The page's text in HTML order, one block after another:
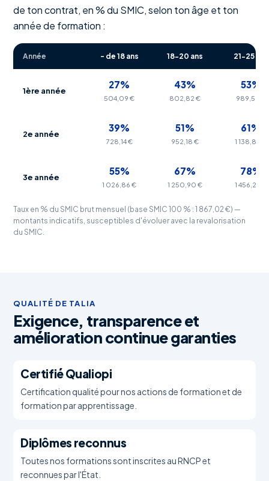
de ton contrat, en % du SMIC, selon ton âge et ton
année de formation :
Année - de 18 ans 18-20 ans 21-25 ans
1ère année
27%
504,09 €
43%
802,82 €
53%
989,52 €
2e année
39%
728,14 €
51%
952,18 €
61%
1 138,88 €
3e année
55%
1 026,86 €
67%
1 250,90 €
78%
1 456,28 €
Taux en % du SMIC brut mensuel (base SMIC 100 % : 1 867,02 €) —
montants indicatifs, susceptibles d'évoluer avec la revalorisation
du SMIC.
QUALITÉ DE TALIA
Exigence, transparence et
amélioration continue garanties
Certifié Qualiopi
Certification qualité pour nos actions de formation et de
formation par apprentissage.
Diplômes reconnus
Toutes nos formations sont inscrites au RNCP et
reconnues par l'État.